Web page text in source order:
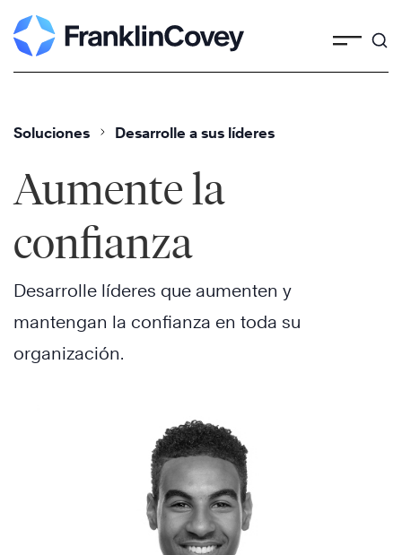
Skip
to
content
Soluciones Desarrolle a sus líderes
Aumente la
confianza
Desarrolle líderes que aumenten y
mantengan la confianza en toda su
organización.